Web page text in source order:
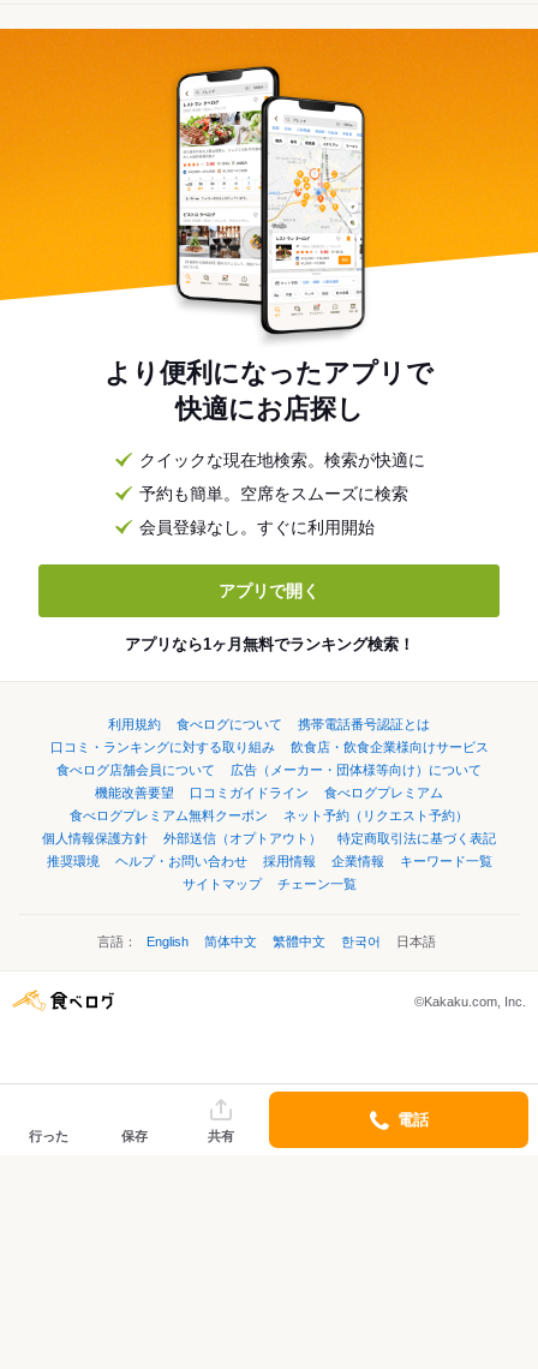
より便利になったアプリで
快適にお店探し
クイックな現在地検索。検索が快適に
予約も簡単。空席をスムーズに検索
会員登録なし。すぐに利用開始
アプリで開く
アプリなら1ヶ月無料でランキング検索！
利用規約 食べログについて
携帯電話番号認証とは
口コミ・ランキングに対する取り組み
飲食店・飲食企業様向けサービス
食べログ店舗会員について
広告（メーカー・団体様等向け）について
機能改善要望
口コミガイドライン
食べログプレミアム
食べログプレミアム無料クーポン
ネット予約（リクエスト予約）
個人情報保護方針
外部送信（オプトアウト）
特定商取引法に基づく表記
推奨環境
ヘルプ・お問い合わせ 採用情報 企業情報
キーワード一覧
サイトマップ
チェーン一覧
言語： English 简体中文 繁體中文 한국어 日本語
©Kakaku.com, Inc.
行った 保存 共有
電話